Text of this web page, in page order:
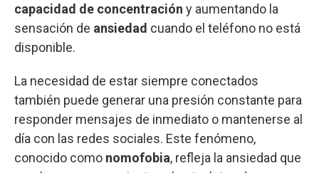
capacidad de concentración y aumentando la
sensación de ansiedad cuando el teléfono no está
disponible.
La necesidad de estar siempre conectados
también puede generar una presión constante para
responder mensajes de inmediato o mantenerse al
día con las redes sociales. Este fenómeno,
conocido como nomofobia, refleja la ansiedad que